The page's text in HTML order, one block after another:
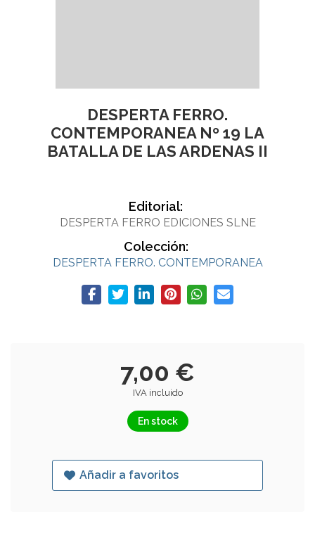
DESPERTA FERRO.
CONTEMPORANEA Nº 19 LA
BATALLA DE LAS ARDENAS II
Editorial:
DESPERTA FERRO EDICIONES SLNE
Colección:
DESPERTA FERRO. CONTEMPORANEA
7,00 €
IVA incluido
En stock
Añadir a favoritos